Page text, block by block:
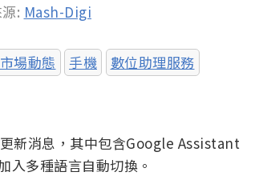
: Mash-Digi
市場動態 手機
數位助理服務
新消息，其中包含Google Assistant
入多種語言自動切換。